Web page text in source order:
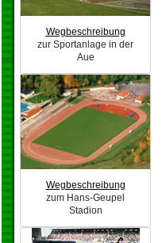
Wegbeschreibung
zur Sportanlage in der
Aue
Wegbeschreibung
zum Hans-Geupel
Stadion